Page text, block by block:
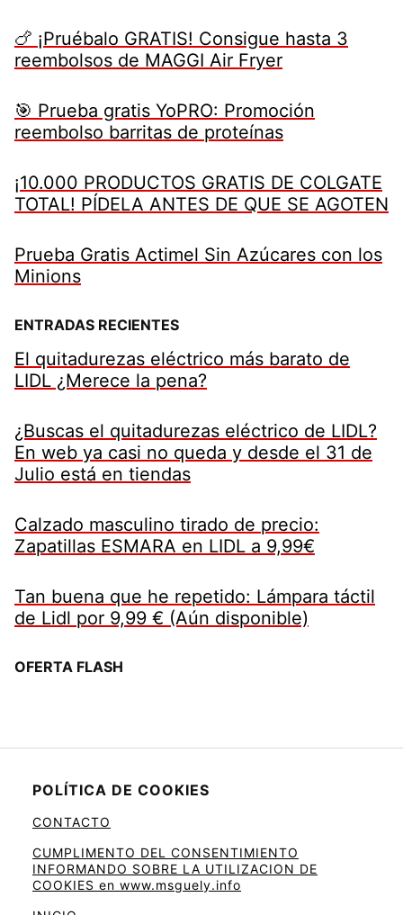
🍗 ¡Pruébalo GRATIS! Consigue hasta 3
reembolsos de MAGGI Air Fryer
🎯 Prueba gratis YoPRO: Promoción
reembolso barritas de proteínas
¡10.000 PRODUCTOS GRATIS DE COLGATE
TOTAL! PÍDELA ANTES DE QUE SE AGOTEN
Prueba Gratis Actimel Sin Azúcares con los
Minions
ENTRADAS RECIENTES
El quitadurezas eléctrico más barato de
LIDL ¿Merece la pena?
¿Buscas el quitadurezas eléctrico de LIDL?
En web ya casi no queda y desde el 31 de
Julio está en tiendas
Calzado masculino tirado de precio:
Zapatillas ESMARA en LIDL a 9,99€
Tan buena que he repetido: Lámpara táctil
de Lidl por 9,99 € (Aún disponible)
OFERTA FLASH
POLÍTICA DE COOKIES
CONTACTO
CUMPLIMENTO DEL CONSENTIMIENTO
INFORMANDO SOBRE LA UTILIZACION DE
COOKIES en www.msguely.info